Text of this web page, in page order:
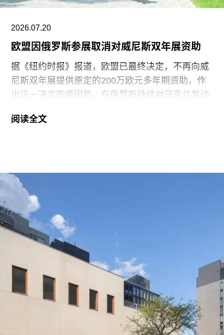
迎接他。获释时，奥特罗·阿尔坎塔拉是古巴最受国
际关注的政治犯之一，该国正因美国实施的石油封
2026.07.20
欧盟因俄罗斯参展取消对威尼斯双年展资助
据《纽约时报》报道，欧盟已最终决定，不再向威
尼斯双年展提供原定的200万欧元多年期资助。作
出这一决定的原因是，在俄罗斯持续对乌克兰发动
双年展。
展形式重返国家馆后，欧盟即表示将撤回资助。4
月，欧盟正式确认取消拨款，但给予双年展30天时
间提出申诉。此次最终决定是在对申诉进行审查后
作出的。
欧盟委员会发言人托马斯·雷尼耶（Thomas
Regnier）在一份声明中表示：“由欧洲纳税人资金
支持的文化活动，应当捍卫民主价值，促进开放对
话、多元性和言论自由。”他同时指出，这些价值观
“在今天的俄罗斯并未得到尊重”。
这笔被取消的资助对威尼斯双年展整体财政影响有
限，但撤资本身无疑是欧盟对双年展组织方的一次
阅读全文